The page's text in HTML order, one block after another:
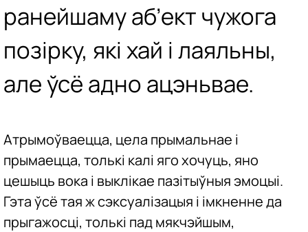
ранейшаму аб’ект чужога
позірку, які хай і лаяльны,
але ўсё адно ацэньвае.
Атрымоўваецца, цела прымальнае і
прымаецца, толькі калі яго хочуць, яно
цешыць вока і выклікае пазітыўныя эмоцыі.
Гэта ўсё тая ж сэксуалізацыя і імкненне да
прыгажосці, толькі пад мякчэйшым,